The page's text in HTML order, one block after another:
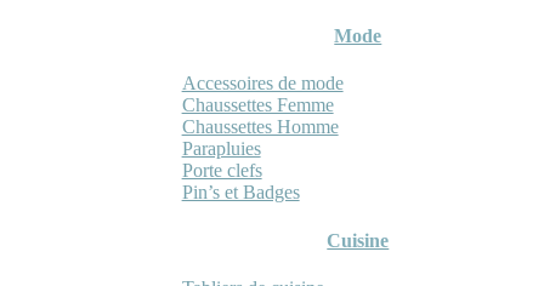
Mode
Accessoires de mode
Chaussettes Femme
Chaussettes Homme
Parapluies
Porte clefs
Pin’s et Badges
Cuisine